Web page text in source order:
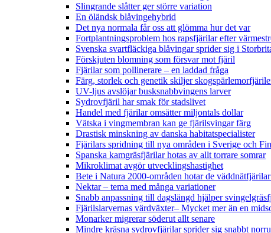
Slingrande slåtter ger större variation
En öländsk blåvingehybrid
Det nya normala får oss att glömma hur det var
Fortplantningsproblem hos rapsfjärilar efter
Svenska svartfläckiga blåvingar sprider sig i
Förskjuten blomning som försvar mot fjäril
Fjärilar som pollinerare – en laddad fråga
Färg, storlek och genetik skiljer
UV-ljus avslöjar busksnabbvingens larver
Sydrovfjäril har smak för stadslivet
Handel med fjärilar omsätter miljontals dollar
Vätska i vingmembran kan ge fjärilsvingar färg
Drastisk minskning av danska habitatspecialister
Fjärilars spridning till nya områden i Sverige och
Spanska kamgräsfjärilar hotas av allt torrare somrar
Mikroklimat avgör utvecklingshastighet
Bete i Natura 2000-områden hotar de
Nektar – tema med många variationer
Snabb anpassning till dagslängd hjälper
Fjärilslarvernas värdväxter– Mycket mer än en
Monarker migrerar söderut allt senare
Mindre kräsna sydrovfjärilar sprider sig snabbt